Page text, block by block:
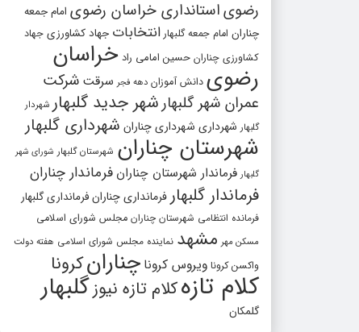
رضویاستانداری خراسان رضوی امام جمعه
چناران امام جمعه گلبهار انتخابات جهاد کشاورزی جهاد
کشاورزی چناران حسین امامی راد خراسان
رضوی دانش آموزان دهه فجر سرقت شرکت
عمران شهر گلبهارشهر جدید گلبهار شهردار
گلبهار شهرداری شهرداری چناران شهرداری گلبهار
شهرستان چناران شهرستان گلبهار شورای شهر
گلبهار فرماندار شهرستان چناران فرماندار چناران
فرماندار گلبهار فرمانداری چنارانفرمانداری گلبهار
فرمانده انتظامی شهرستان چناران مجلس شورای اسلامی
مسکن مهر مشهد نماینده مجلس شورای اسلامی هفته دولت
واکسن کرونا ویروس کرونا چنارانکرونا
کلام تازهکلام تازه نیوزگلبهار
گلمکان